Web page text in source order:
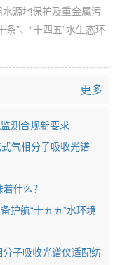
源地保护及重金属污
”、“十四五”水生态环
更多
测合规新要求
气相分子吸收光谱
什么？
护航“十五五”水环境
子吸收光谱仪适配纺